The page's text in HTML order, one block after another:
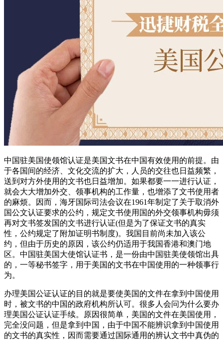
中国驻美国使领馆认证是美国文书在中国有效使用的前提。由
于各国间的经济、文化交流的扩大，人员的交往也日益频繁，
送到对方外使用的文书也日益增加。如果都要一一进行认证，
就会大大增加外交、领事机构的工作量，也增添了文书使用者
的麻烦。因而，海牙国际司法会议在1961年制定了关于取消外
国公文认证要求的公约，规定文书使用国的外交领事机构毋须
再对文书签发国的文书进行认证(但是为了保证文书的真实
性，公约规定了附加证明书制度)。我国目前尚未加入该公
约，但由于历史的原因，该公约仍适用于我国香港和澳门地
区。中国驻美国大使馆认证书，是一份由中国驻美使领馆出具
的，一等秘书签字，用于美国的文书在中国使用的一种领事行
为。
办理美国公证认证的目的就是要使美国的文件在拿到中国使用
时，被文书的中国的政府机构所认可。很多人会问为什么要办
理美国公证认证手续。原因很简单，美国的文件在美国使用，
完全没问题，但是拿到中国，由于中国不能辨识拿到中国使用
的文书的真实性，因而需要通过国际通用的辨认文书中真伪的